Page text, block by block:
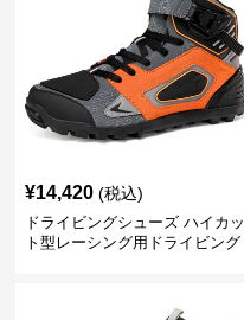
¥14,420 (税込)
ドライビングシューズ ハイカッ
ト型レーシング用ドライビング